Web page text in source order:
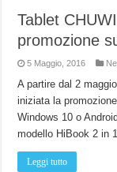
Tablet
promozione
5 Maggio, 2016
A partire dal 2
iniziata la
Windows 10 o
modello HiBook 2 in
Leggi tutto